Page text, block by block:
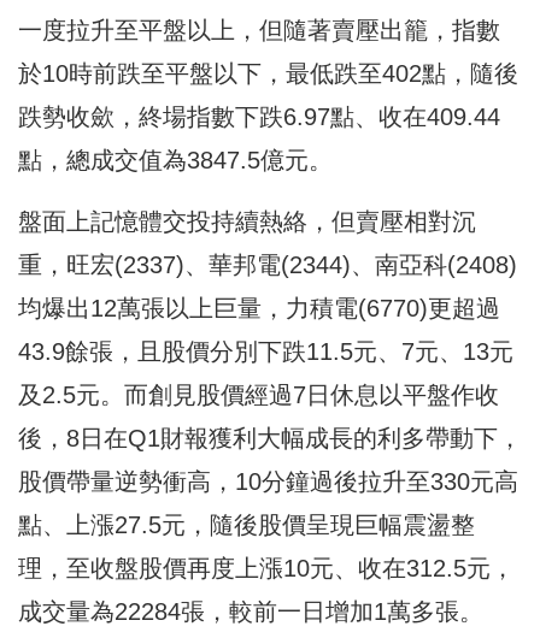
一度拉升至平盤以上，但隨著賣壓出籠，指數
於10時前跌至平盤以下，最低跌至402點，隨後
跌勢收歛，終場指數下跌6.97點、收在409.44
點，總成交值為3847.5億元。
盤面上記憶體交投持續熱絡，但賣壓相對沉
重，旺宏(2337)、華邦電(2344)、南亞科(2408)
均爆出12萬張以上巨量，力積電(6770)更超過
43.9餘張，且股價分別下跌11.5元、7元、13元
及2.5元。而創見股價經過7日休息以平盤作收
後，8日在Q1財報獲利大幅成長的利多帶動下，
股價帶量逆勢衝高，10分鐘過後拉升至330元高
點、上漲27.5元，隨後股價呈現巨幅震盪整
理，至收盤股價再度上漲10元、收在312.5元，
成交量為22284張，較前一日增加1萬多張。